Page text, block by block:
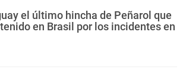
el último hincha de Peñarol que
en Brasil por los incidentes en